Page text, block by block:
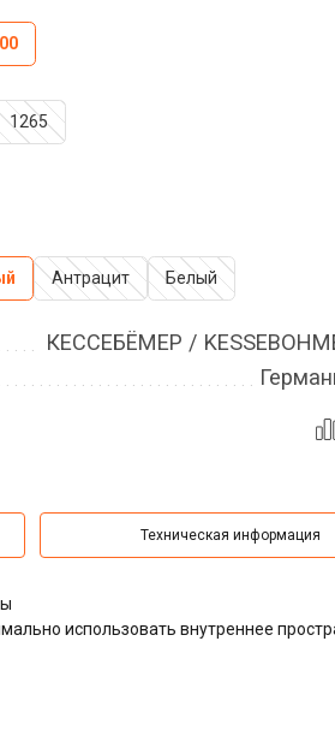
1265
Антрацит Белый
КЕССЕБЁМЕР /
Техническая информация
использовать внутреннее